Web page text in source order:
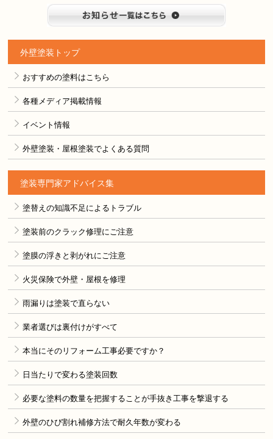
外壁塗装トップ
おすすめの塗料はこちら
各種メディア掲載情報
イベント情報
外壁塗装・屋根塗装でよくある質問
塗装専門家アドバイス集
塗替えの知識不足によるトラブル
塗装前のクラック修理にご注意
塗膜の浮きと剥がれにご注意
火災保険で外壁・屋根を修理
雨漏りは塗装で直らない
業者選びは裏付けがすべて
本当にそのリフォーム工事必要ですか？
日当たりで変わる塗装回数
必要な塗料の数量を把握することが手抜き工事を撃退する
外壁のひび割れ補修方法で耐久年数が変わる